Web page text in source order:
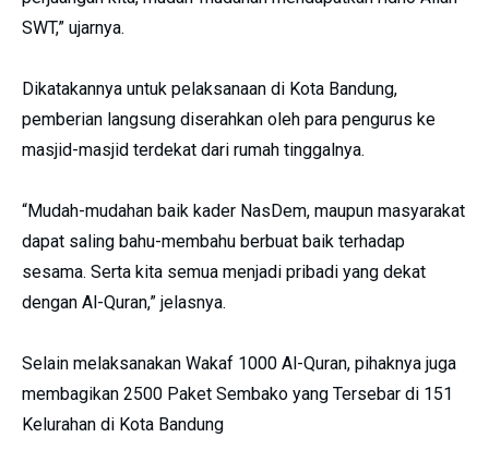
SWT,” ujarnya.
Dikatakannya untuk pelaksanaan di Kota Bandung,
pemberian langsung diserahkan oleh para pengurus ke
masjid-masjid terdekat dari rumah tinggalnya.
“Mudah-mudahan baik kader NasDem, maupun masyarakat
dapat saling bahu-membahu berbuat baik terhadap
sesama. Serta kita semua menjadi pribadi yang dekat
dengan Al-Quran,” jelasnya.
Selain melaksanakan Wakaf 1000 Al-Quran, pihaknya juga
membagikan 2500 Paket Sembako yang Tersebar di 151
Kelurahan di Kota Bandung